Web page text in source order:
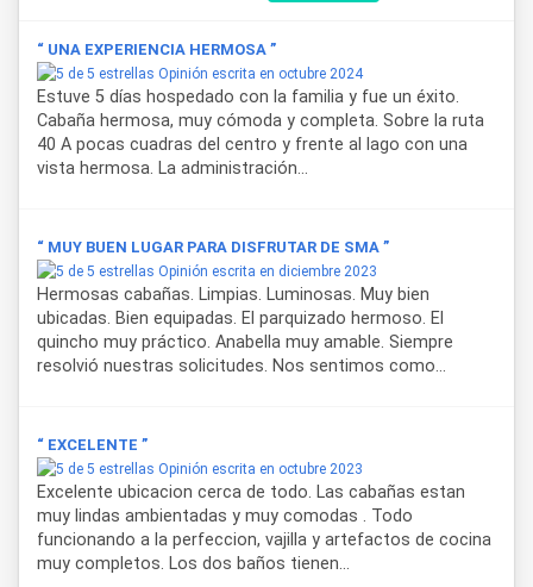
“ UNA EXPERIENCIA HERMOSA ”
Opinión escrita en octubre 2024
Estuve 5 días hospedado con la familia y fue un éxito.
Cabaña hermosa, muy cómoda y completa. Sobre la ruta
40 A pocas cuadras del centro y frente al lago con una
vista hermosa. La administración...
“ MUY BUEN LUGAR PARA DISFRUTAR DE SMA ”
Opinión escrita en diciembre 2023
Hermosas cabañas. Limpias. Luminosas. Muy bien
ubicadas. Bien equipadas. El parquizado hermoso. El
quincho muy práctico. Anabella muy amable. Siempre
resolvió nuestras solicitudes. Nos sentimos como...
“ EXCELENTE ”
Opinión escrita en octubre 2023
Excelente ubicacion cerca de todo. Las cabañas estan
muy lindas ambientadas y muy comodas . Todo
funcionando a la perfeccion, vajilla y artefactos de cocina
muy completos. Los dos baños tienen...